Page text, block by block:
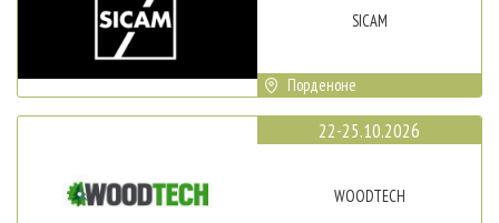
SICAM
Порденоне
22-25.10.2026
WOODTECH